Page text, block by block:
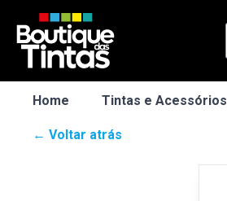
Home Tintas e Acessórios
← Voltar atrás